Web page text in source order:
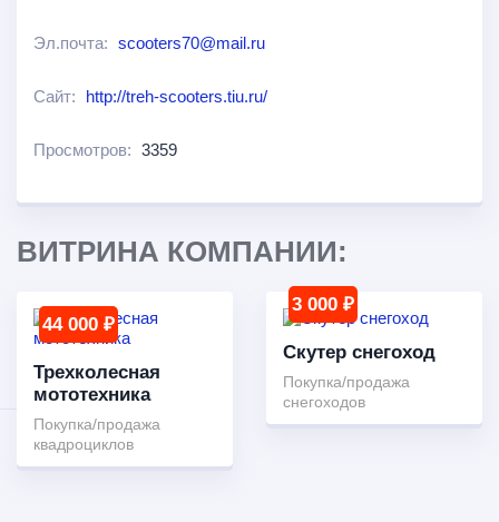
Эл.почта: scooters70@mail.ru
Сайт: http://treh-scooters.tiu.ru/
Просмотров: 3359
ВИТРИНА КОМПАНИИ:
44 000 ₽
Трехколесная
мототехника
Покупка/продажа
квадроциклов
3 000 ₽
Скутер снегоход
Покупка/продажа
снегоходов